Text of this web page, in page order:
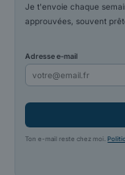
Je t'envoie chaque
approuvées, souvent
Adresse e-mail
Ton e-mail reste chez moi.